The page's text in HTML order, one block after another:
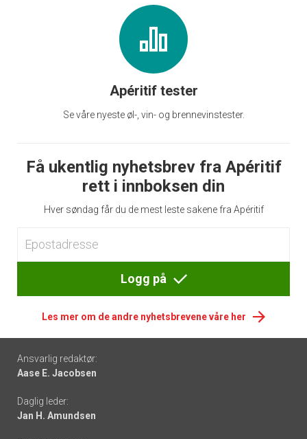
Apéritif tester
Se våre nyeste øl-, vin- og brennevinstester.
Få ukentlig nyhetsbrev fra Apéritif
rett i innboksen din
Hver søndag får du de mest leste sakene fra Apéritif
Logg på
Les mer om de andre nyhetsbrevene våre her
Footer
-
links
Ansvarlig redaktør:
Aase E. Jacobsen
Daglig leder:
Jan H. Amundsen